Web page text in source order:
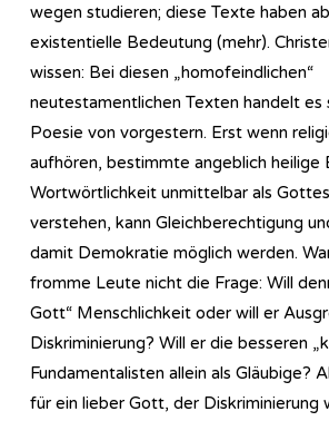
wegen studieren; diese Texte haben
existentielle Bedeutung (mehr).
wissen: Bei diesen „homofeindlichen“
neutestamentlichen Texten handelt es
Poesie von vorgestern. Erst wenn
aufhören, bestimmte angeblich heilige
Wortwörtlichkeit unmittelbar als
verstehen, kann Gleichberechtigung
damit Demokratie möglich werden.
fromme Leute nicht die Frage: Will
Gott“ Menschlichkeit oder will er
Diskriminierung? Will er die besseren
Fundamentalisten allein als Gläubige?
für ein lieber Gott, der Diskriminierung